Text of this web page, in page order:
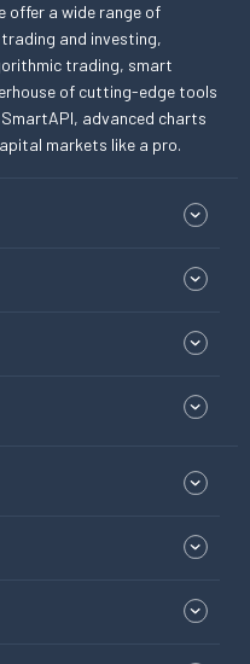
offer a wide range of
and investing,
trading, smart
of cutting-edge tools
advanced charts
markets like a pro.